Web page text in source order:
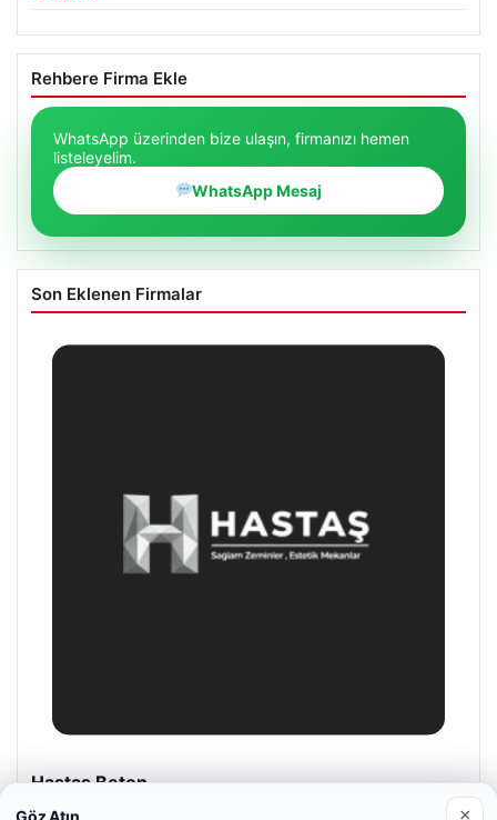
Rehbere Firma Ekle
WhatsApp üzerinden bize ulaşın, firmanızı hemen
listeleyelim.
WhatsApp Mesaj
Son Eklenen Firmalar
Hastaş Beton
26/05/2026
Göz Atın ×